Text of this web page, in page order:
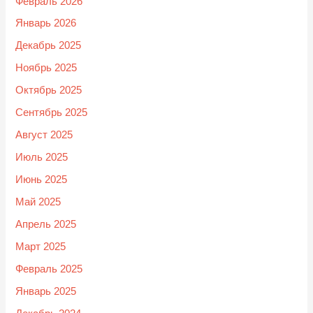
Январь 2026
Декабрь 2025
Ноябрь 2025
Октябрь 2025
Сентябрь 2025
Август 2025
Июль 2025
Июнь 2025
Май 2025
Апрель 2025
Март 2025
Февраль 2025
Январь 2025